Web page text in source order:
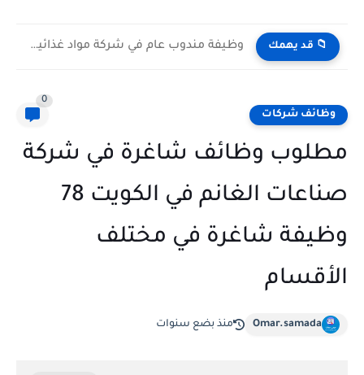
📁 قد يهمك وظيفة مندوب عام في شركة مواد غذائية بالكويت General Public...
وظائف شركات
0
مطلوب وظائف شاغرة في شركة
صناعات الغانم في الكويت 78
وظيفة شاغرة في مختلف
الأقسام
Omar.samada منذ بضع سنوات